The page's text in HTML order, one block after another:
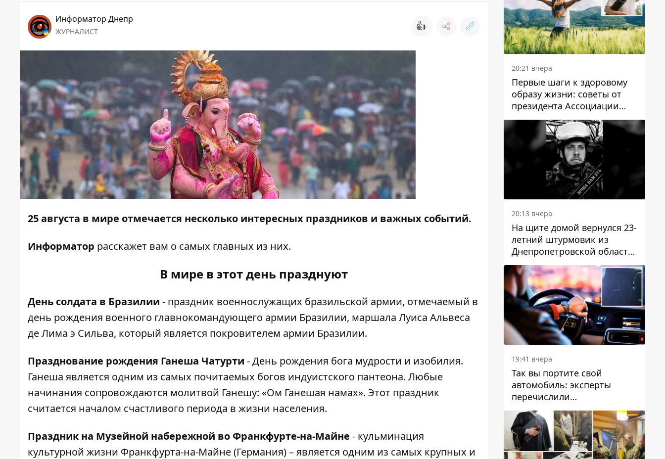
Информатор Днепр
ЖУРНАЛИСТ 👍
25 августа в мире отмечается несколько интересных праздников и важных событий.
Информатор расскажет вам о самых главных из них.
В мире в этот день празднуют
День солдата в Бразилии - праздник военнослужащих бразильской армии, отмечаемый в
день рождения военного главнокомандующего армии Бразилии, маршала Луиса Альвеса
де Лима э Сильва, который является покровителем армии Бразилии.
Празднование рождения Ганеша Чатурти - День рождения бога мудрости и изобилия.
Ганеша является одним из самых почитаемых богов индуистского пантеона. Любые
начинания сопровождаются молитвой Ганешу: «Ом Ганешая намах». Этот праздник
считается началом счастливого периода в жизни населения.
Праздник на Музейной набережной во Франкфурте-на-Майне - кульминация
культурной жизни Франкфурта-на-Майне (Германия) – является одним из самых крупных и
20:21 вчера
Первые шаги к здоровому
образу жизни: советы от
президента Ассоциации
диетологов Украины
20:13 вчера
На щите домой вернулся 23-
летний штурмовик из
Днепропетровской области
Богдан Бескровный
19:41 вчера
Так вы портите свой
автомобиль: эксперты
перечислили
распространенные
привычки водителей,
которые на самом деле
вредят машине